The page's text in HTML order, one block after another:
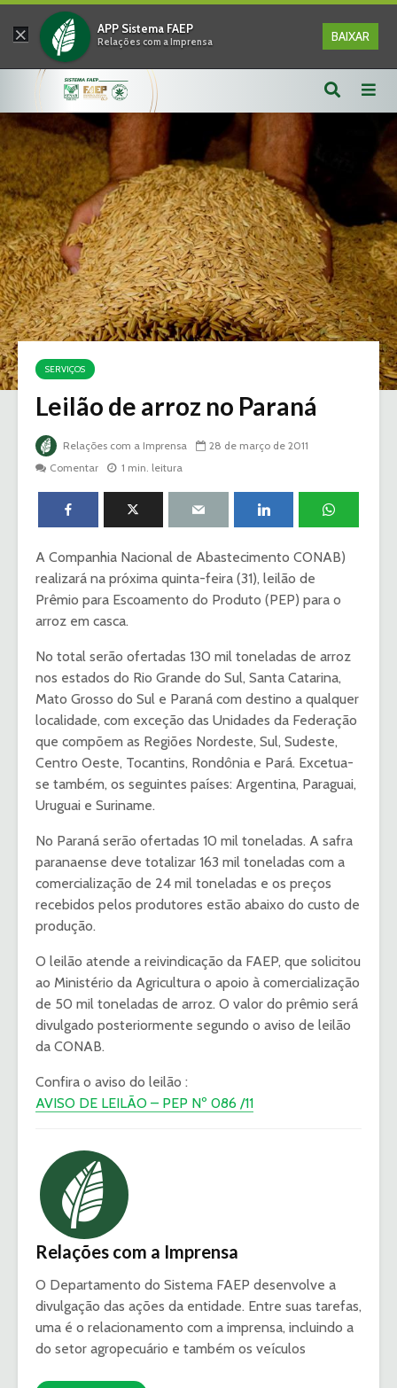
× APP Sistema FAEP
Relações com a Imprensa BAIXAR
SERVIÇOS
Leilão de arroz no Paraná
Relações com a Imprensa
28 de março de 2011
Comentar
1 min. leitura
A Companhia Nacional de Abastecimento CONAB)
realizará na próxima quinta-feira (31), leilão de
Prêmio para Escoamento do Produto (PEP) para o
arroz em casca.
No total serão ofertadas 130 mil toneladas de arroz
nos estados do Rio Grande do Sul, Santa Catarina,
Mato Grosso do Sul e Paraná com destino a qualquer
localidade, com exceção das Unidades da Federação
que compõem as Regiões Nordeste, Sul, Sudeste,
Centro Oeste, Tocantins, Rondônia e Pará. Excetua-
se também, os seguintes países: Argentina, Paraguai,
Uruguai e Suriname.
No Paraná serão ofertadas 10 mil toneladas. A safra
paranaense deve totalizar 163 mil toneladas com a
comercialização de 24 mil toneladas e os preços
recebidos pelos produtores estão abaixo do custo de
produção.
O leilão atende a reivindicação da FAEP, que solicitou
ao Ministério da Agricultura o apoio à comercialização
de 50 mil toneladas de arroz. O valor do prêmio será
divulgado posteriormente segundo o aviso de leilão
da CONAB.
Confira o aviso do leilão :
AVISO DE LEILÃO – PEP Nº 086 /11
Relações com a Imprensa
O Departamento do Sistema FAEP desenvolve a
divulgação das ações da entidade. Entre suas tarefas,
uma é o relacionamento com a imprensa, incluindo a
do setor agropecuário e também os veículos